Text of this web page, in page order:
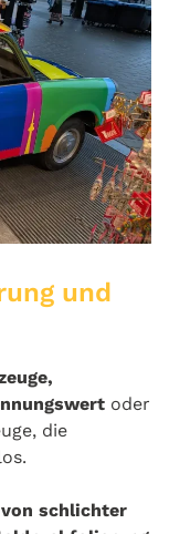
und
oder
die
schlichter